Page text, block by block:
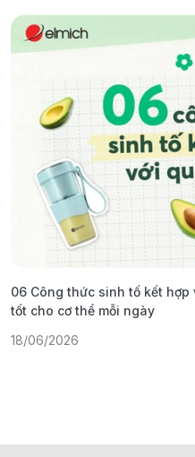
06 Công thức sinh tố kết hợp
tốt cho cơ thể mỗi ngày
18/06/2026